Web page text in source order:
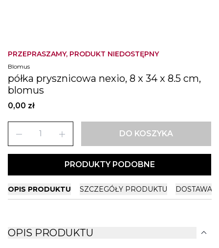
PRZEPRASZAMY, PRODUKT NIEDOSTĘPNY
Blomus
półka prysznicowa nexio, 8 x 34 x 8.5 cm,
blomus
0,00 zł
remove add DO KOSZYKA
PRODUKTY PODOBNE
OPIS PRODUKTU SZCZEGÓŁY PRODUKTU DOSTAWA
OPIS PRODUKTU expand_more